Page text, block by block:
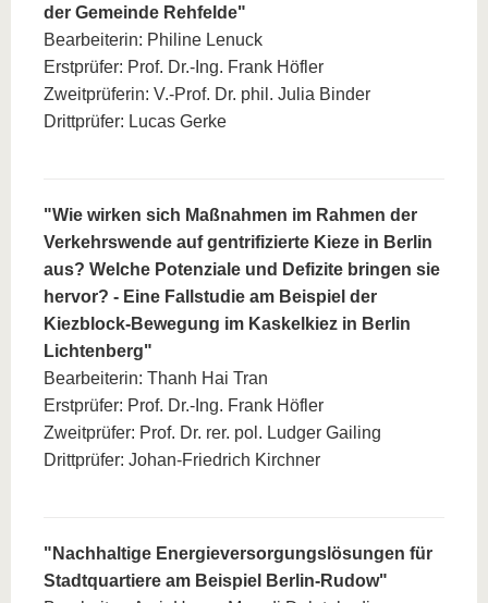
der Gemeinde Rehfelde"
Bearbeiterin: Philine Lenuck
Erstprüfer: Prof. Dr.-Ing. Frank Höfler
Zweitprüferin: V.-Prof. Dr. phil. Julia Binder
Drittprüfer: Lucas Gerke
"Wie wirken sich Maßnahmen im Rahmen der
Verkehrswende auf gentrifizierte Kieze in Berlin
aus? Welche Potenziale und Defizite bringen sie
hervor? - Eine Fallstudie am Beispiel der
Kiezblock-Bewegung im Kaskelkiez in Berlin
Lichtenberg"
Bearbeiterin: Thanh Hai Tran
Erstprüfer: Prof. Dr.-Ing. Frank Höfler
Zweitprüfer: Prof. Dr. rer. pol. Ludger Gailing
Drittprüfer: Johan-Friedrich Kirchner
"Nachhaltige Energieversorgungslösungen für
Stadtquartiere am Beispiel Berlin-Rudow"